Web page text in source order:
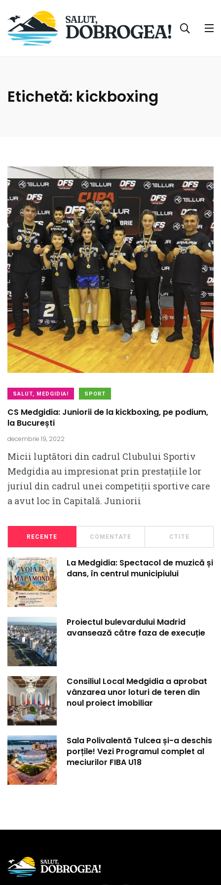
Etichetă: kickboxing
SALUT, MEDGIDIA! SPORT
CS Medgidia: Juniorii de la kickboxing, pe podium,
la București
decembrie 19, 2022
Micii luptători din cadrul Clubului Sportiv
Medgidia au impresionat prin prestațiile lor
juriul din cadrul unei competiții sportive care
a avut loc în Capitală. Juniorii
RECENTE COMENTATE CTITE
La Medgidia: Spectacol de muzică și
dans, în centrul municipiului
Proiectul bulevardului Madrid
avansează către faza de execuție
Consiliul Local Medgidia a aprobat
vânzarea unor loturi de teren din
noul proiect imobiliar
Sala Polivalentă Tulcea și-a deschis
porțile! Vezi Programul complet al
meciurilor FIBA U18